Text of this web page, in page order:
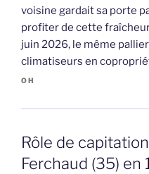
voisine gardait sa porte
profiter de cette
juin 2026, le même
climatiseurs en
OH
Rôle de
Ferchaud (35) en